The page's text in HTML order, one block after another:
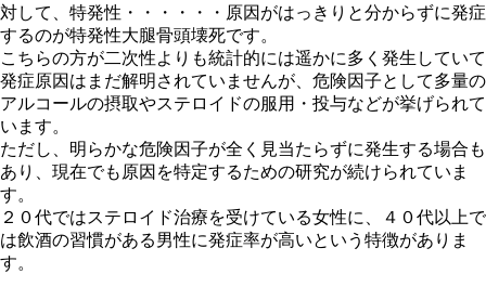
対して、特発性・・・・・・原因がはっきりと分からずに発症
するのが特発性大腿骨頭壊死です。
こちらの方が二次性よりも統計的には遥かに多く発生していて
発症原因はまだ解明されていませんが、危険因子として多量の
アルコールの摂取やステロイドの服用・投与などが挙げられて
います。
ただし、明らかな危険因子が全く見当たらずに発生する場合も
あり、現在でも原因を特定するための研究が続けられていま
す。
２０代ではステロイド治療を受けている女性に、４０代以上で
は飲酒の習慣がある男性に発症率が高いという特徴がありま
す。